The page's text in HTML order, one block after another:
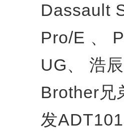
Dassault
Pro/E 、
UG、
浩
Brother兄
发